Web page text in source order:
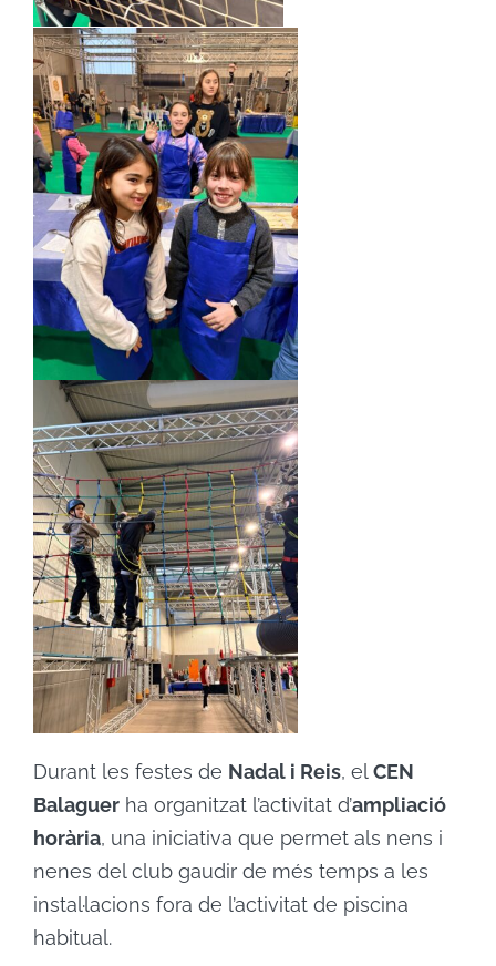
Durant les festes de Nadal i Reis, elCEN
Balaguer ha organitzat l’activitat d’ampliació
horària, una iniciativa que permet als nens i
nenes del club gaudir de més temps a les
instal·lacions fora de l’activitat de piscina
habitual.